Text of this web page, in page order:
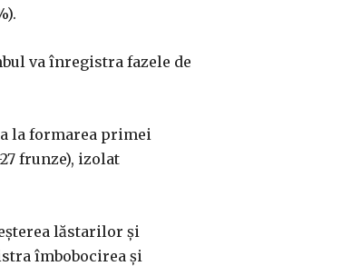
va înregistra fazele de
la formarea primei
frunze), izolat
lăstarilor şi
îmbobocirea şi